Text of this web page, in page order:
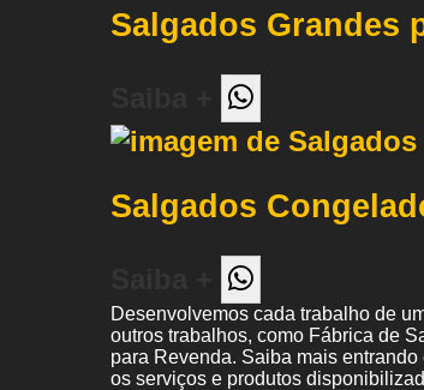
Salgados Grandes
Salgados
Desenvolvemos cada trabalho de
outros trabalhos, como Fábrica de
para Revenda. Saiba mais
os serviços e produtos